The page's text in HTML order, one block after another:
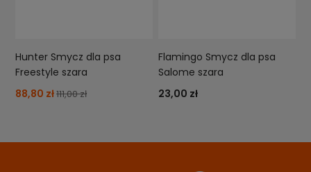
Hunter Smycz dla psa
Freestyle szara
88,80 zł111,00 zł
Flamingo Smycz dla psa
Salome szara
23,00 zł